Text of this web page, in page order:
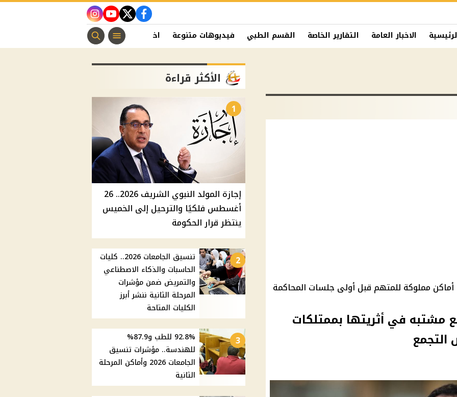
facebook
twitter
youtube
instagram
الاخبار العامة التقارير الخاصة القسم الطبي فيديوهات متنوعة اخبار الفن منوعات مسيحية
أوراق القضية تكشف نتائج تفتيش 6 أماكن مملوكة للمتهم قبل أولى جلسات المحاكمة
في أثريتها بممتلكات
الأكثر قراءة
1
إجازة المولد النبوي الشريف 2026.. 26
أغسطس فلكيًا والترحيل إلى الخميس
ينتظر قرار الحكومة
2
تنسيق الجامعات 2026.. كليات
الحاسبات والذكاء الاصطناعي
والتمريض ضمن مؤشرات
المرحلة الثانية ننشر أبرز
الكليات المتاحة
3
92.8% للطب و87.9%
للهندسة.. مؤشرات تنسيق
الجامعات 2026 وأماكن المرحلة
الثانية